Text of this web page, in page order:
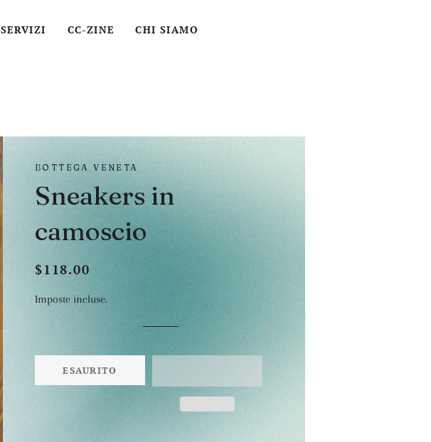
SERVIZI CC-ZINE CHI SIAMO
BOTTEGA VENETA
Sneakers in
camoscio
Prezzo
listino
Prezzo
$118.00
Imposte incluse.
ESAURITO